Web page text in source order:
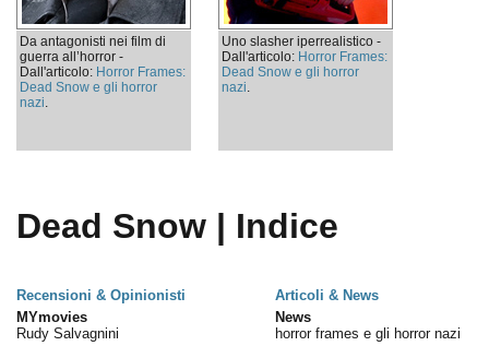
Da antagonisti nei film di
guerra all’horror -
Dall'articolo: Horror Frames:
Dead Snow e gli horror
nazi.
Uno slasher iperrealistico -
Dall'articolo: Horror Frames:
Dead Snow e gli horror
nazi.
Dead Snow | Indice
Recensioni & Opinionisti
Articoli & News
MYmovies
Rudy Salvagnini
News
horror frames e gli horror nazi